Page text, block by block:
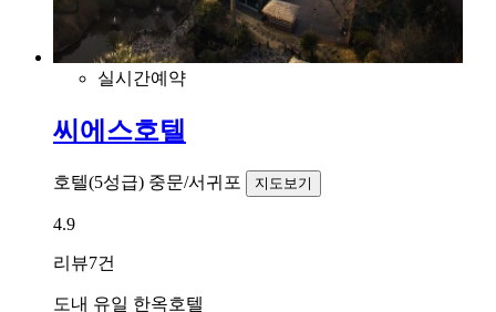
실시간예약
씨에스호텔
호텔(5성급) 중문/서귀포 지도보기
4.9
리뷰7건
도내 유일 한옥호텔